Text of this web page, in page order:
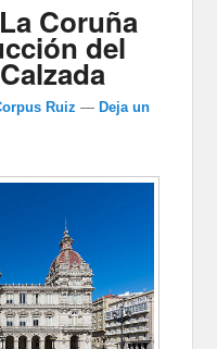
Coruña
del
Ruiz — Deja un